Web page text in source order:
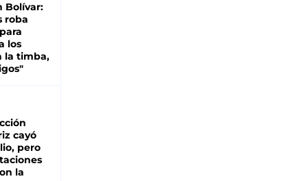
Bolívar:
roba
los
la timba,
cayó
pero
la